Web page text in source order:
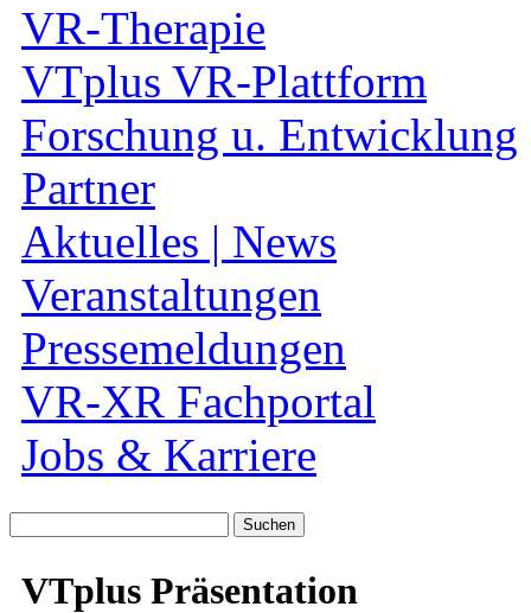
VR-Therapie
VTplus VR-Plattform
Forschung u. Entwicklung
Partner
Aktuelles | News
Veranstaltungen
Pressemeldungen
VR-XR Fachportal
Jobs & Karriere
nach:
VTplus Präsentation